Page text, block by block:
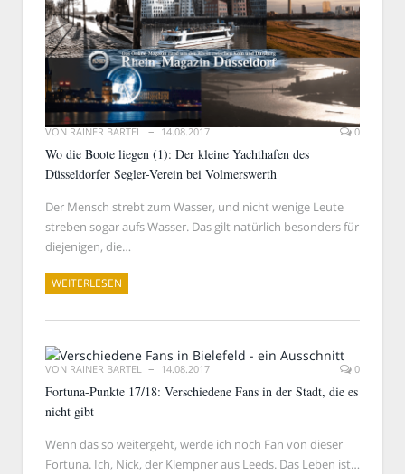
VONRAINER BARTEL 14.08.2017 0
Wo die Boote liegen (1): Der kleine Yachthafen des
Düsseldorfer Segler-Verein bei Volmerswerth
Der Mensch strebt zum Wasser, und nicht wenige Leute
streben sogar aufs Wasser. Das gilt natürlich besonders für
diejenigen, die…
WEITERLESEN
VON RAINER BARTEL 14.08.2017 0
Fortuna-Punkte 17/18: Verschiedene Fans in der Stadt, die es
nicht gibt
Wenn das so weitergeht, werde ich noch Fan von dieser
Fortuna. Ich, Nick, der Klempner aus Leeds. Das Leben ist…